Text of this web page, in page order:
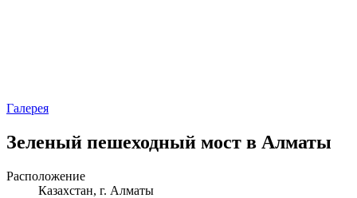
Галерея
Зеленый пешеходный мост в Алматы
Расположение
Казахстан, г. Алматы